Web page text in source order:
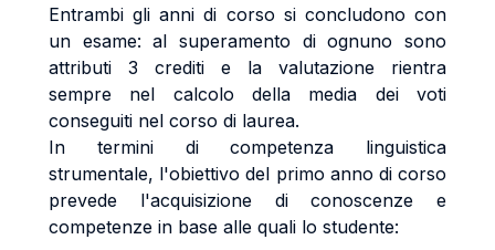
Entrambi gli anni di corso si concludono con
un esame: al superamento di ognuno sono
attributi 3 crediti e la valutazione rientra
sempre nel calcolo della media dei voti
conseguiti nel corso di laurea.
In termini di competenza linguistica
strumentale, l'obiettivo del primo anno di corso
prevede l'acquisizione di conoscenze e
competenze in base alle quali lo studente: